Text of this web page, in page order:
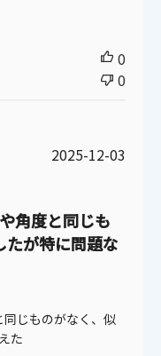
0
0
角度と同じも
たが特に問題な
じものがなく、似
た
公
2025-12-03